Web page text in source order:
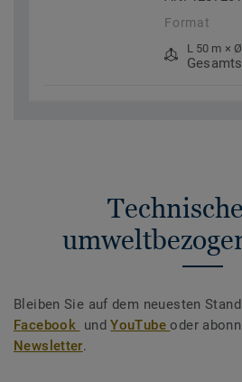
Format
L 50 m ×
Bleiben Sie auf dem neuesten
Facebook undYouTubeoder
Newsletter.